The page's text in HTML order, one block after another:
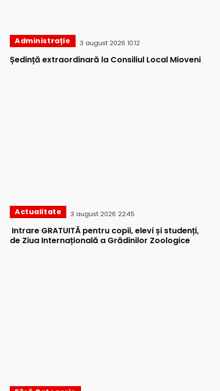
Administrație 3 august 2026 10:12
Ședință extraordinară la Consiliul Local Mioveni
Actualitate 3 august 2026 22:45
Intrare GRATUITĂ pentru copii, elevi și studenți,
de Ziua Internațională a Grădinilor Zoologice